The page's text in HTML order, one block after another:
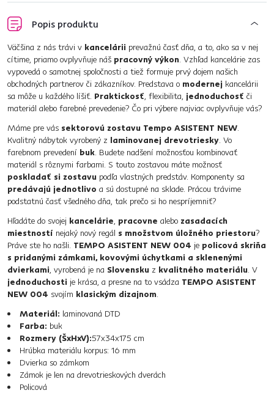
Popis produktu
Väčšina z nás trávi v kancelárii prevažnú časť dňa, a to, ako sa v nej
cítime, priamo ovplyvňuje náš pracovný výkon. Vzhľad kancelárie zas
vypovedá o samotnej spoločnosti a tiež formuje prvý dojem našich
obchodných partnerov či zákazníkov. Predstava o modernej kancelárii
sa môže u každého líšiť. Praktickosť, flexibilita, jednoduchosť či
materiál alebo farebné prevedenie? Čo pri výbere najviac ovplyvňuje vás?
Máme pre vás sektorovú zostavu Tempo ASISTENT NEW.
Kvalitný nábytok vyrobený z laminovanej drevotriesky. Vo
farebnom prevedení buk. Budete nadšení možnosťou kombinovať
materiál s rôznymi farbami. S touto zostavou máte možnosť
poskladať si zostavu podľa vlastných predstáv. Komponenty sa
predávajú jednotlivo a sú dostupné na sklade. Prácou trávime
podstatnú časť všedného dňa, tak prečo si ho nespríjemniť?
Hľadáte do svojej kancelárie, pracovne alebo zasadacích
miestností nejaký nový regál s množstvom úložného priestoru?
Práve ste ho našli. TEMPO ASISTENT NEW 004 je policová skriňa
s pridanými zámkami, kovovými úchytkami a sklenenými
dvierkami, vyrobená je na Slovensku z kvalitného materiálu. V
jednoduchosti je krása, a presne na to vsádza TEMPO ASISTENT
NEW 004 svojím klasickým dizajnom.
Materiál: laminovaná DTD
Farba: buk
Rozmery (ŠxHxV):57x34x175 cm
Hrúbka materiálu korpus: 16 mm
Dvierka so zámkom
Zámok je len na drevotrieskových dverách
Policová